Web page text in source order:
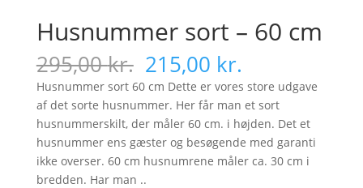
Husnummer sort – 60 cm
295,00kr. Original
price
was:
295,00 kr..
215,00 kr.
price
is:
215,00 kr..
Husnummer sort 60 cm Dette er vores store udgave
af det sorte husnummer. Her får man et sort
husnummerskilt, der måler 60 cm. i højden. Det et
husnummer ens gæster og besøgende med garanti
ikke overser. 60 cm husnumrene måler ca. 30 cm i
bredden. Har man ..